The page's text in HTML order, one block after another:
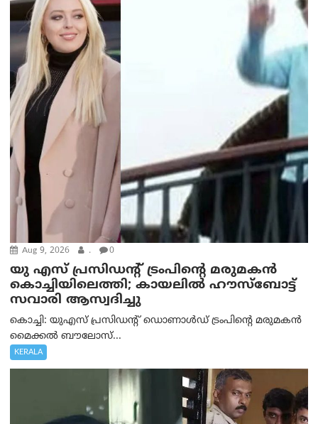
Aug 9, 2026 . 0
യു എസ് പ്രസിഡന്റ് ട്രംപിന്റെ മരുമകൻ
കൊച്ചിയിലെത്തി; കായലിൽ ഹൗസ്ബോട്ട്
സവാരി ആസ്വദിച്ചു
കൊച്ചി: യുഎസ് പ്രസിഡന്റ് ഡൊണാൾഡ് ട്രംപിന്റെ മരുമകൻ
മൈക്കൽ ബൗലോസ്...
KERALA